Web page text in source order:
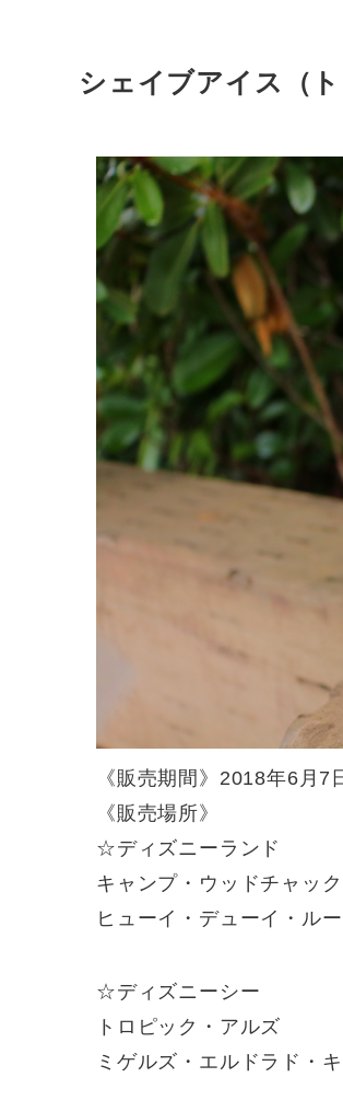
シェイブアイス（
《販売期間》2018年6月7
《販売場所》
☆ディズニーランド
キャンプ・ウッドチャッ
ヒューイ・デューイ・ル
☆ディズニーシー
トロピック・アルズ
ミゲルズ・エルドラド・